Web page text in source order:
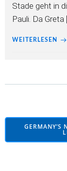
Stade geht in
Pauli. Da Greta
WEITERLESEN
GERMANY’S